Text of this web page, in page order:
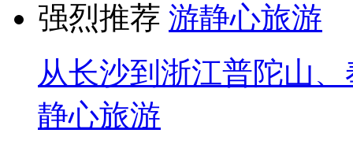
强烈推荐
从长沙到浙江普陀山
静心旅游